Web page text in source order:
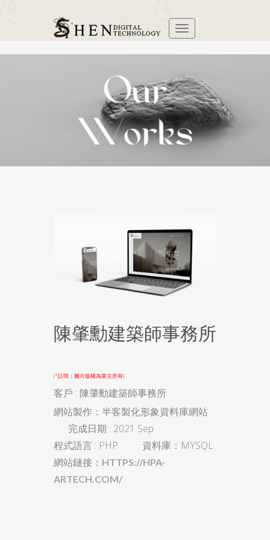
陳肇勳建築師事務所
(*註明：圖片版權為業主所有)
客戶 : 陳肇勳建築師事務所
網站製作：半客製化形象資料庫網站
完成日期 : 2021 Sep
程式語言 : PHP 資料庫：MYSQL
網站鏈接： HTTPS://HPA-
ARTECH.COM/